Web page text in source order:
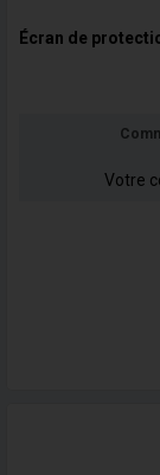
Écran de
Votre